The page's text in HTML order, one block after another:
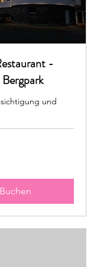
-
und
Buchen